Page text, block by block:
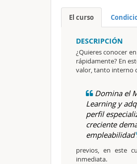
El curso
DESCRIPCIÓN
¿Quieres conocer
rápidamente? En
valor, tanto interno
Domina el
Learning y
perfil
creciente
empleabilidad
previos, en este
inmediata.